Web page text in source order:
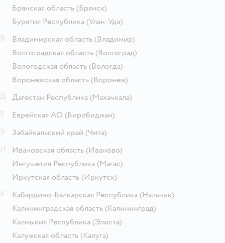
Брянская область (Брянск)
Бурятия Республика (Улан-Удэ)
Владимирская область (Владимир)
Волгоградская область (Волгоград)
Вологодская область (Вологда)
Воронежская область (Воронеж)
Дагестан Республика (Махачкала)
Еврейская АО (Биробиджан)
Забайкальский край (Чита)
Ивановская область (Иваново)
Ингушетия Республика (Магас)
Иркутская область (Иркутск)
Кабардино-Балкарская Республика (Нальчик)
Калининградская область (Калининград)
Калмыкия Республика (Элиста)
Калужская область (Калуга)